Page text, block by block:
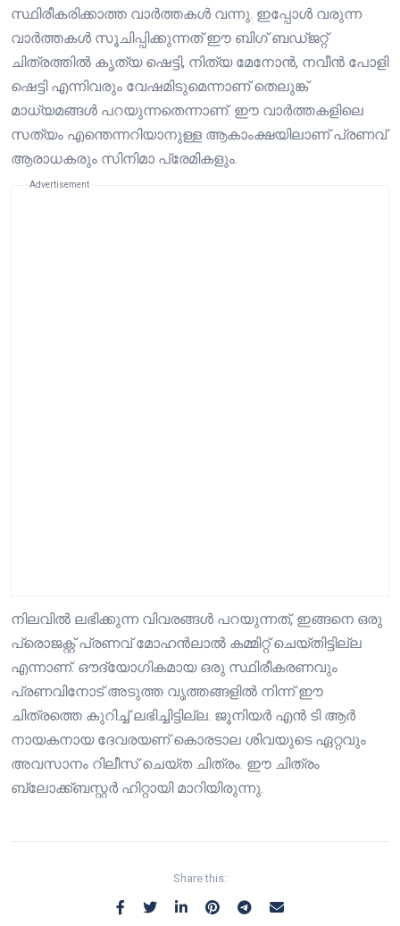
സ്ഥിരീകരിക്കാത്ത വാർത്തകൾ വന്നു. ഇപ്പോൾ വരുന്ന
വാർത്തകൾ സൂചിപ്പിക്കുന്നത് ഈ ബിഗ് ബഡ്ജറ്റ്
ചിത്രത്തിൽ കൃത്യ ഷെട്ടി, നിത്യ മേനോൻ, നവീൻ പോളി
ഷെട്ടി എന്നിവരും വേഷമിടുമെന്നാണ് തെലുങ്ക്
മാധ്യമങ്ങൾ പറയുന്നതെന്നാണ്. ഈ വാർത്തകളിലെ
സത്യം എന്തെന്നറിയാനുള്ള ആകാംക്ഷയിലാണ് പ്രണവ്
ആരാധകരും സിനിമാ പ്രേമികളും.
Advertisement
നിലവിൽ ലഭിക്കുന്ന വിവരങ്ങൾ പറയുന്നത്, ഇങ്ങനെ ഒരു
പ്രൊജക്റ്റ് പ്രണവ് മോഹൻലാൽ കമ്മിറ്റ് ചെയ്തിട്ടില്ല
എന്നാണ്. ഔദ്യോഗികമായ ഒരു സ്ഥിരീകരണവും
പ്രണവിനോട് അടുത്ത വൃത്തങ്ങളിൽ നിന്ന് ഈ
ചിത്രത്തെ കുറിച്ച് ലഭിച്ചിട്ടില്ല. ജൂനിയർ എൻ ടി ആർ
നായകനായ ദേവരയണ്‌ കൊരടാല ശിവയുടെ ഏറ്റവും
അവസാനം റിലീസ് ചെയ്ത ചിത്രം. ഈ ചിത്രം
ബ്ലോക്ക്ബസ്റ്റർ ഹിറ്റായി മാറിയിരുന്നു.
Share this: